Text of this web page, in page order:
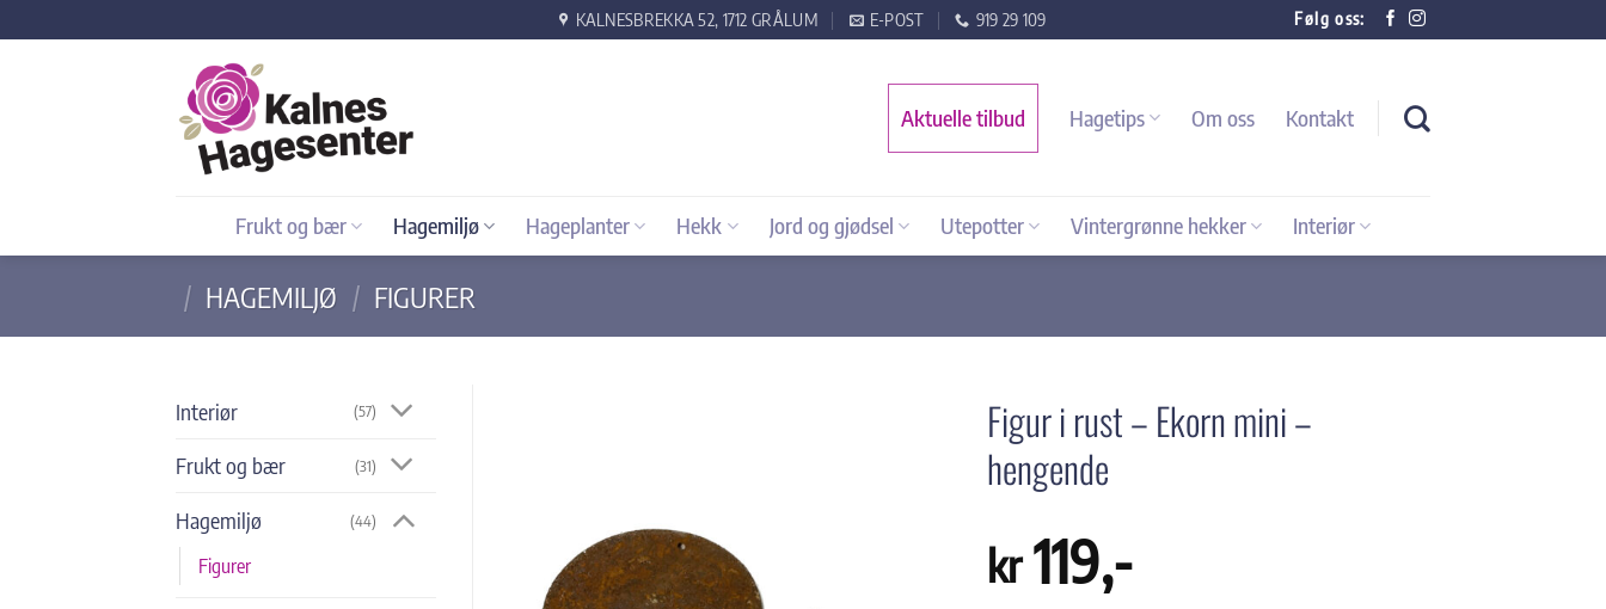
KALNESBREKKA 52, 1712 GRÅLUM E-POST 919 29 109 Følg oss:
Aktuelle tilbud Hagetips Om oss Kontakt
Frukt og bær Hagemiljø Hageplanter Hekk Jord og gjødsel Utepotter Vintergrønne hekker Interiør
/ HAGEMILJØ / FIGURER
Interiør (57)
Frukt og bær (31)
Hagemiljø (44)
Figurer
Figur i rust – Ekorn mini –
hengende
kr119,-